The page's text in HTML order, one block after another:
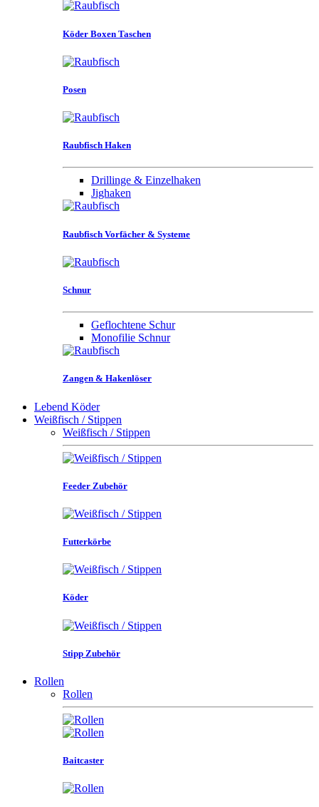
Köder Boxen Taschen
Posen
Raubfisch Haken
Drillinge & Einzelhaken
Jighaken
Raubfisch Vorfächer & Systeme
Schnur
Geflochtene Schur
Monofilie Schnur
Zangen & Hakenlöser
Lebend Köder
Weißfisch / Stippen
Weißfisch / Stippen
Feeder Zubehör
Futterkörbe
Köder
Stipp Zubehör
Rollen
Rollen
Baitcaster